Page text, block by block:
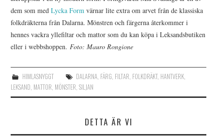
dem som medLycka Form värnar lite extra om arvet från de klassiska
folkdräkterna från Dalarna. Mönstren och färgerna återkommer i
hennes vackra yllefiltar och mattor som du kan köpa i Leksandsbutiken
eller i webbshoppen. Foto: Mauro Rongione
HIMLASNYGGT DALARNA, FÄRG FILTAR FOLKDRÄKT, HANTVERK,
LEKSAND MATTOR MÖNSTER ,SILJAN
DETTA ÄR VI